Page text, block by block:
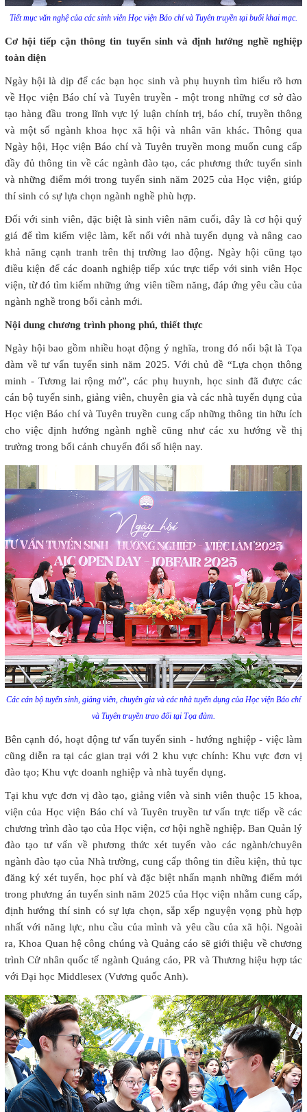
Tiết mục văn nghệ của các sinh viên Học viện Báo chí và Tuyên truyền tại buổi khai mạc.
Cơ hội tiếp cận thông tin tuyển sinh và định hướng nghề nghiệp
toàn diện
Ngày hội là dịp để các bạn học sinh và phụ huynh tìm hiểu rõ hơn
về Học viện Báo chí và Tuyên truyền - một trong những cơ sở đào
tạo hàng đầu trong lĩnh vực lý luận chính trị, báo chí, truyền thông
và một số ngành khoa học xã hội và nhân văn khác. Thông qua
Ngày hội, Học viện Báo chí và Tuyên truyền mong muốn cung cấp
đầy đủ thông tin về các ngành đào tạo, các phương thức tuyển sinh
và những điểm mới trong tuyển sinh năm 2025 của Học viện, giúp
thí sinh có sự lựa chọn ngành nghề phù hợp.
Đối với sinh viên, đặc biệt là sinh viên năm cuối, đây là cơ hội quý
giá để tìm kiếm việc làm, kết nối với nhà tuyển dụng và nâng cao
khả năng cạnh tranh trên thị trường lao động. Ngày hội cũng tạo
điều kiện để các doanh nghiệp tiếp xúc trực tiếp với sinh viên Học
viện, từ đó tìm kiếm những ứng viên tiềm năng, đáp ứng yêu cầu của
ngành nghề trong bối cảnh mới.
Nội dung chương trình phong phú, thiết thực
Ngày hội bao gồm nhiều hoạt động ý nghĩa, trong đó nổi bật là Tọa
đàm về tư vấn tuyển sinh năm 2025. Với chủ đề “Lựa chọn thông
minh - Tương lai rộng mở”, các phụ huynh, học sinh đã được các
cán bộ tuyển sinh, giảng viên, chuyên gia và các nhà tuyển dụng của
Học viện Báo chí và Tuyên truyền cung cấp những thông tin hữu ích
cho việc định hướng ngành nghề cũng như các xu hướng về thị
trường trong bối cảnh chuyển đổi số hiện nay.
Các cán bộ tuyển sinh, giảng viên, chuyên gia và các nhà tuyển dụng của Học viện Báo chí
và Tuyên truyền trao đổi tại Tọa đàm.
Bên cạnh đó, hoạt động tư vấn tuyển sinh - hướng nghiệp - việc làm
cũng diễn ra tại các gian trại với 2 khu vực chính: Khu vực đơn vị
đào tạo; Khu vực doanh nghiệp và nhà tuyển dụng.
Tại khu vực đơn vị đào tạo, giảng viên và sinh viên thuộc 15 khoa,
viện của Học viện Báo chí và Tuyên truyền tư vấn trực tiếp về các
chương trình đào tạo của Học viện, cơ hội nghề nghiệp. Ban Quản lý
đào tạo tư vấn về phương thức xét tuyển vào các ngành/chuyên
ngành đào tạo của Nhà trường, cung cấp thông tin điều kiện, thủ tục
đăng ký xét tuyển, học phí và đặc biệt nhấn mạnh những điểm mới
trong phương án tuyển sinh năm 2025 của Học viện nhằm cung cấp,
định hướng thí sinh có sự lựa chọn, sắp xếp nguyện vọng phù hợp
nhất với năng lực, nhu cầu của mình và yêu cầu của xã hội. Ngoài
ra, Khoa Quan hệ công chúng và Quảng cáo sẽ giới thiệu về chương
trình Cử nhân quốc tế ngành Quảng cáo, PR và Thương hiệu hợp tác
với Đại học Middlesex (Vương quốc Anh).